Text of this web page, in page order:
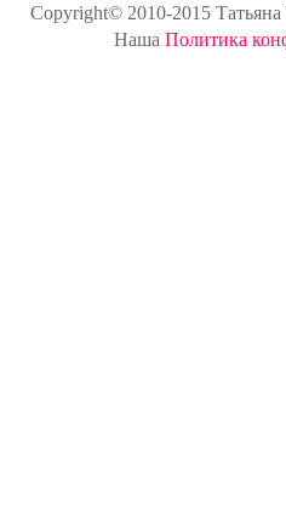
Copyright© 2010-2015 Татьяна
Наша Политика